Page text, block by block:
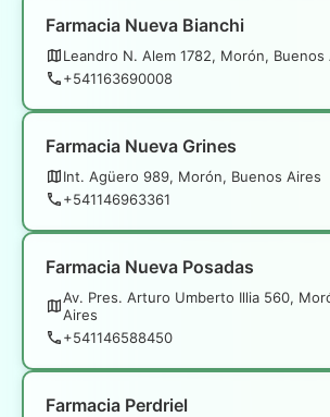
Farmacia Nueva Bianchi
Leandro N. Alem 1782, Morón, Buenos
+541163690008
Farmacia Nueva Grines
Int. Agüero 989, Morón, Buenos Aires
+541146963361
Farmacia Nueva Posadas
Av. Pres. Arturo Umberto Illia 560,
Aires
+541146588450
Farmacia Perdriel